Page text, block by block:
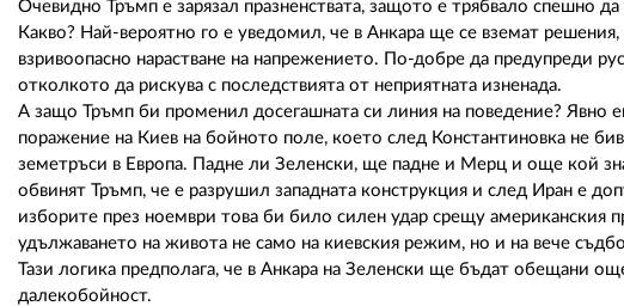
Очевидно Тръмп е зарязал празненствата, защото е трябвало спешно
Какво? Най-вероятно го е уведомил, че в Анкара ще се вземат
взривоопасно нарастване на напрежението. По-добре да предупреди
отколкото да рискува с последствията от неприятната изненада.
А защо Тръмп би променил досегашната си линия на поведение? Явно
поражение на Киев на бойното поле, което след Константиновка не
земетръси в Европа. Падне ли Зеленски, ще падне и Мерц и още кой
обвинят Тръмп, че е разрушил западната конструкция и след Иран е
изборите през ноември това би било силен удар срещу американския
удължаването на живота не само на киевския режим, но и на вече
Тази логика предполага, че в Анкара на Зеленски ще бъдат обещани
далекобойност.